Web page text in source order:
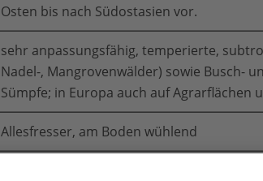
Osten bis nach Südostasien vor.
sehr anpassungsfähig, temperierte,
Nadel-, Mangrovenwälder) sowie Busch-
Sümpfe; in Europa auch auf Agrarflächen
Allesfresser, am Boden wühlend